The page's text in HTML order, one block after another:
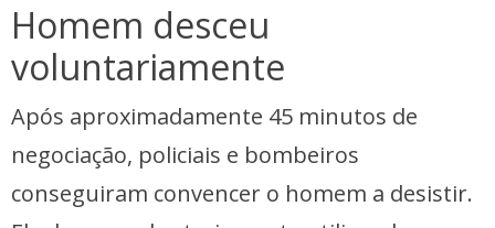
Homem desceu
voluntariamente
Após aproximadamente 45 minutos de
negociação, policiais e bombeiros
conseguiram convencer o homem a desistir.